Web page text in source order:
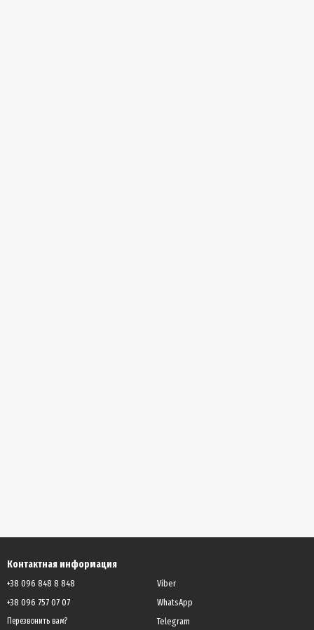
Контактная информация
+38 096 848 8 848
+38 096 757 07 07
Перезвонить вам?
Viber
WhatsApp
Telegram